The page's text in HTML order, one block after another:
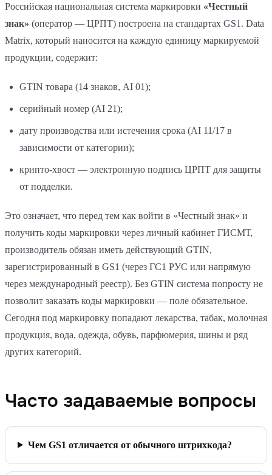
Российская национальная система маркировки «Честный
знак» (оператор — ЦРПТ) построена на стандартах GS1. Data
Matrix, который наносится на каждую единицу маркируемой
продукции, содержит:
GTIN товара (14 знаков, AI 01);
серийный номер (AI 21);
дату производства или истечения срока (AI 11/17 в
зависимости от категории);
крипто-хвост — электронную подпись ЦРПТ для защиты
от подделки.
Это означает, что перед тем как войти в «Честный знак» и
получить коды маркировки через личный кабинет ГИСМТ,
производитель обязан иметь действующий GTIN,
зарегистрированный в GS1 (через ГС1 РУС или напрямую
через международный реестр). Без GTIN система попросту не
позволит заказать коды маркировки — поле обязательное.
Сегодня под маркировку попадают лекарства, табак, молочная
продукция, вода, одежда, обувь, парфюмерия, шины и ряд
других категорий.
Часто задаваемые вопросы
Чем GS1 отличается от обычного штрихкода?